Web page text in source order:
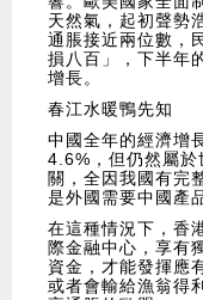
天然氣，起初聲勢
通脹接近兩位數，
損八百」，下半年
增長。
春江水暖鴨先知
中國全年的經濟增
4.6%，但仍然屬於
關，全因我國有完
是外國需要中國產
在這種情況下，香
際金融中心，享有
資金，才能發揮應
或者會輸給漁翁得